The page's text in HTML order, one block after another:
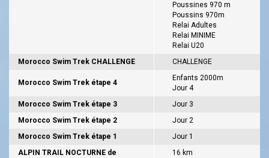
Poussines 970 m
Poussins 970m
Relai Adultes
Relai MINIME
Relai U20
Morocco Swim Trek CHALLENGE
CHALLENGE
Morocco Swim Trek étape 4
Enfants 2000m
Jour 4
Morocco Swim Trek étape 3
Jour 3
Morocco Swim Trek étape 2
Jour 2
Morocco Swim Trek étape 1
Jour 1
ALPIN TRAIL NOCTURNE de
16 km